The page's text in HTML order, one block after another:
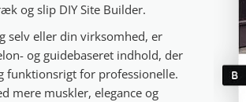
og slip DIY Site Builder.
selv eller din virksomhed, er
og guidebaseret indhold, der
funktionsrigt for professionelle.
mere muskler, elegance og